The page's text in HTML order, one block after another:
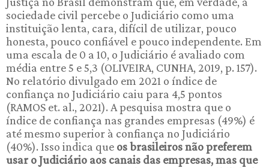
sociedade civil percebe o Judiciário como uma
instituição lenta, cara, difícil de utilizar, pouco
honesta, pouco confiável e pouco independente. Em
uma escala de 0 a 10, o Judiciário é avaliado com
média entre 5 e 5,3 (OLIVEIRA, CUNHA, 2019, p. 157).
No relatório divulgado em 2021 o índice de
confiança no Judiciário caiu para 4,5 pontos
(RAMOS et. al., 2021). A pesquisa mostra que o
índice de confiança nas grandes empresas (49%) é
até mesmo superior à confiança no Judiciário
(40%). Isso indica que os brasileiros não preferem
usar o Judiciário aos canais das empresas, mas que